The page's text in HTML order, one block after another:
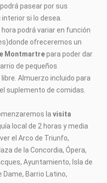
pasear por sus
si lo desea.
hora podrá variar en función
ofreceremos un
Montmartrepara poder dar
de pequeños
Almuerzo incluido para
suplemento de comidas.
lavisita
local de 2 horas y media
el Arco de Triunfo,
de la Concordia, Ópera,
Ayuntamiento, Isla de
Dame, Barrio Latino,